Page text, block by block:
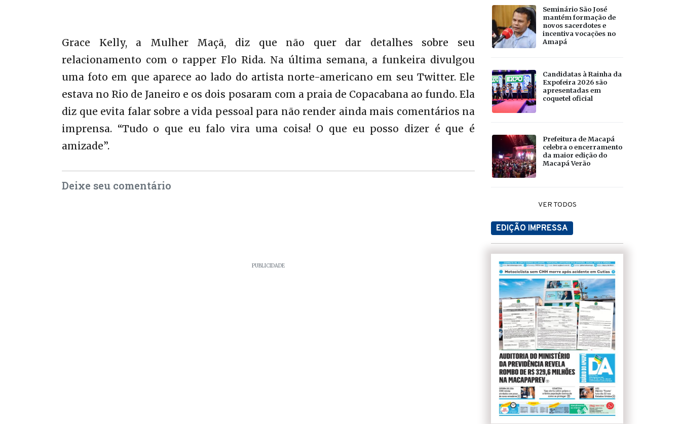
Grace Kelly, a Mulher Maçã, diz que não quer dar detalhes sobre seu
relacionamento com o rapper Flo Rida. Na última semana, a funkeira divulgou
uma foto em que aparece ao lado do artista norte-americano em seu Twitter. Ele
estava no Rio de Janeiro e os dois posaram com a praia de Copacabana ao fundo. Ela
diz que evita falar sobre a vida pessoal para não render ainda mais comentários na
imprensa. “Tudo o que eu falo vira uma coisa! O que eu posso dizer é que é
amizade”.
Deixe seu comentário
PUBLICIDADE
Seminário São José
mantém formação de
novos sacerdotes e
incentiva vocações no
Amapá
Candidatas à Rainha da
Expofeira 2026 são
apresentadas em
coquetel oficial
Prefeitura de Macapá
celebra o encerramento
da maior edição do
Macapá Verão
VER TODOS
EDIÇÃO IMPRESSA